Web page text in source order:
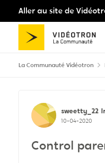
Aller au site de
Passer au contenu
La Communauté Vidéotron
sweetty_22
10-04-2020
Control